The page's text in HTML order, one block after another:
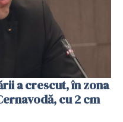
a crescut, în zona
cu 2 cm